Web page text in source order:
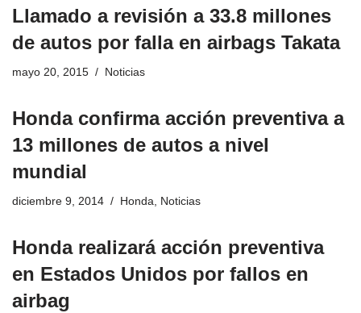
Llamado a revisión a 33.8 millones
de autos por falla en airbags Takata
mayo 20, 2015 Noticias
Honda confirma acción preventiva a
13 millones de autos a nivel
mundial
diciembre 9, 2014 Honda, Noticias
Honda realizará acción preventiva
en Estados Unidos por fallos en
airbag